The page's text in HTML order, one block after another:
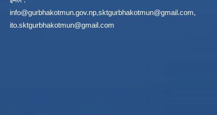
info@gurbhakotmun.gov.np,sktgurbhakotmun@gmail.com,
ito.sktgurbhakotmun@gmail.com